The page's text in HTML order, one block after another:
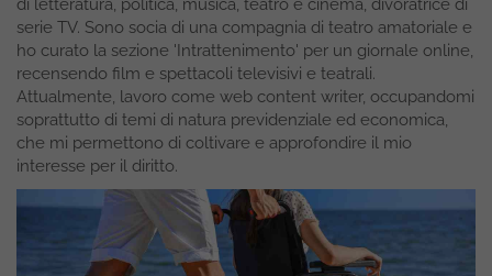
di letteratura, politica, musica, teatro e cinema, divoratrice di
serie TV. Sono socia di una compagnia di teatro amatoriale e
ho curato la sezione 'Intrattenimento' per un giornale online,
recensendo film e spettacoli televisivi e teatrali.
Attualmente, lavoro come web content writer, occupandomi
soprattutto di temi di natura previdenziale ed economica,
che mi permettono di coltivare e approfondire il mio
interesse per il diritto.